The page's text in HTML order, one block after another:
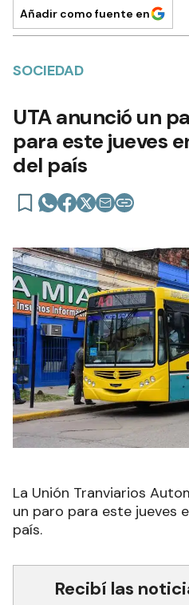
Añadir como fuente en
SOCIEDAD
UTA anunció un
para este jueves
del país
La Unión Tranviarios
un paro para este jueves
país.
Recibí las